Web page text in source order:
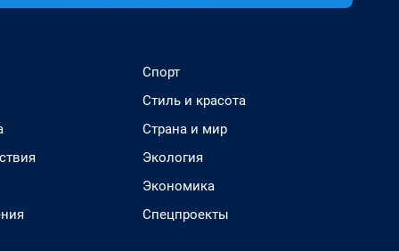
Спорт
Стиль и красота
Страна и мир
Экология
Экономика
Спецпроекты